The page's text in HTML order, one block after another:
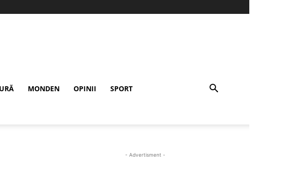
MONDEN OPINII SPORT
- Advertisment -